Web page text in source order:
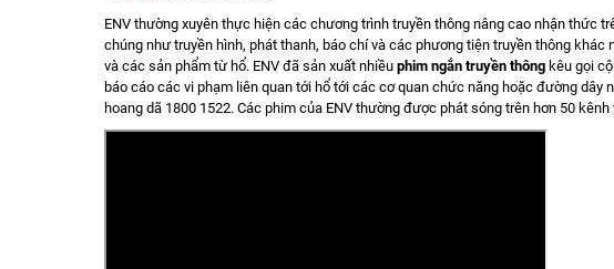
ENV thường xuyên thực hiện các chương trình truyền thông nâng cao nhận thức
chúng như truyền hình, phát thanh, báo chí và các phương tiện truyền thông khác
và các sản phẩm từ hổ. ENV đã sản xuất nhiềuphim ngắn truyền thông kêu gọi
báo cáo các vi phạm liên quan tới hổ tới các cơ quan chức năng hoặc đường dây
hoang dã 1800 1522. Các phim của ENV thường được phát sóng trên hơn 50